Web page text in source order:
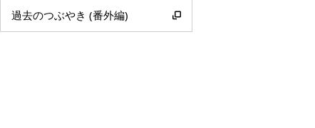
過去のつぶやき (番外編)